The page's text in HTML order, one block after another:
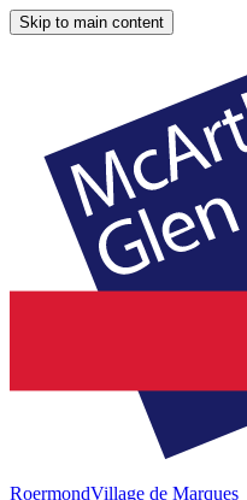
Skip to main content
RoermondVillage de Marques